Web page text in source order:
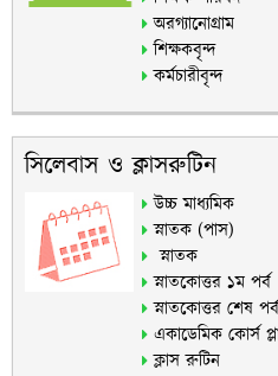
অরগ্যানোগ্রাম
শিক্ষকবৃন্দ
কর্মচারীবৃন্দ
সিলেবাস ও ক্লাসরুটিন
উচ্চ মাধ্যমিক
স্নাতক (পাস)
স্নাতক
স্নাতকোত্তর ১ম পর্ব
স্নাতকোত্তর শেষ পর্ব
একাডেমিক কোর্স
ক্লাস রুটিন